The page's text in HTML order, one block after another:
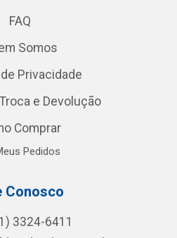
FAQ
Somos
Privacidade
e Devolução
Comprar
Pedidos
Conosco
3324-6411